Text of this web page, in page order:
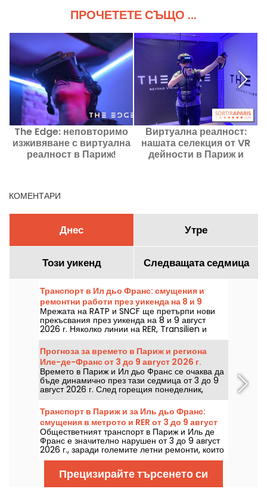
ПРОЧЕТЕТЕ СЪЩО ...
The Edge: неповторимо
изживяване с виртуална
реалност в Париж!
Виртуална реалност:
нашата селекция от VR
дейности в Париж и
КОМЕНТАРИ
Днес Утре
Този уикенд Следващата седмица
Транспорт в Ил дьо Франс: смущения и
ремонтни работи през уикенда на 8 и 9
август 2026 г.
Мрежата на RATP и SNCF ще претърпи нови
прекъсвания през уикенда на 8 и 9 август
2026 г. Няколко линии на RER, Transilien и
метрото са засегнати от ремонти и
прекъсвания, ще ви дадем всичко, за да ви
помогнем да планирате пътуванията си.
Прогноза за времето в Париж и региона
Иле-де-Франс от 3 до 9 август 2026 г.
Времето в Париж и Ил дьо Франс се очаква да
бъде динамично през тази седмица от 3 до 9
август 2026 г. След горещия понеделник,
белязан от риск от гръмотевични бури,
температурите ще спадат постепенно, преди
отново да се върне по-горещо и слънчево
време през уикенда.
Транспорт в Париж и за Иль дьо Франс:
смущения в метрото и RER от 3 до 9 август
2026 г.
Обществетният транспорт в Париж и Иль де
Франс е значително нарушен от 3 до 9 август
2026 г., заради големите летни ремонти, които
силно засягат някои линии, според РАТП и
SNCF.Прецизирайте търсенето си